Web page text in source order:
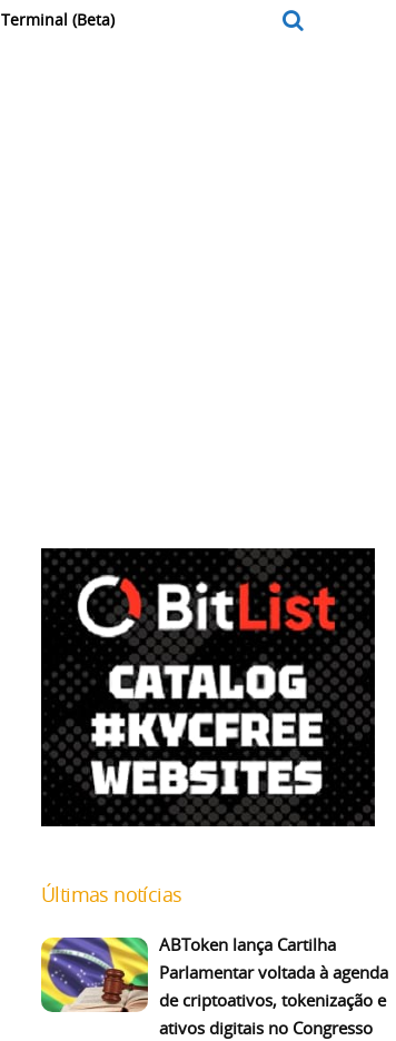
Terminal (Beta)
Últimas notícias
ABToken lança Cartilha
Parlamentar voltada à agenda
de criptoativos, tokenização e
ativos digitais no Congresso